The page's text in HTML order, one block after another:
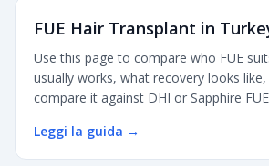
FUE Hair Transplant in
Use this page to compare who FUE
usually works, what recovery looks
compare it against DHI or Sapphire
Leggi la guida →